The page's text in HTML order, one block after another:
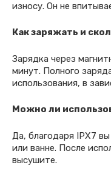
износу. Он не
Как заряжать и
Зарядка через
минут. Полного
использования, в
Можно ли
Да, благодаря IPX7
или ванне. После
высушите.